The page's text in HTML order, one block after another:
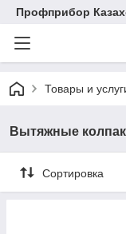
Профприбор
Товары и
Вытяжные
Сортировка